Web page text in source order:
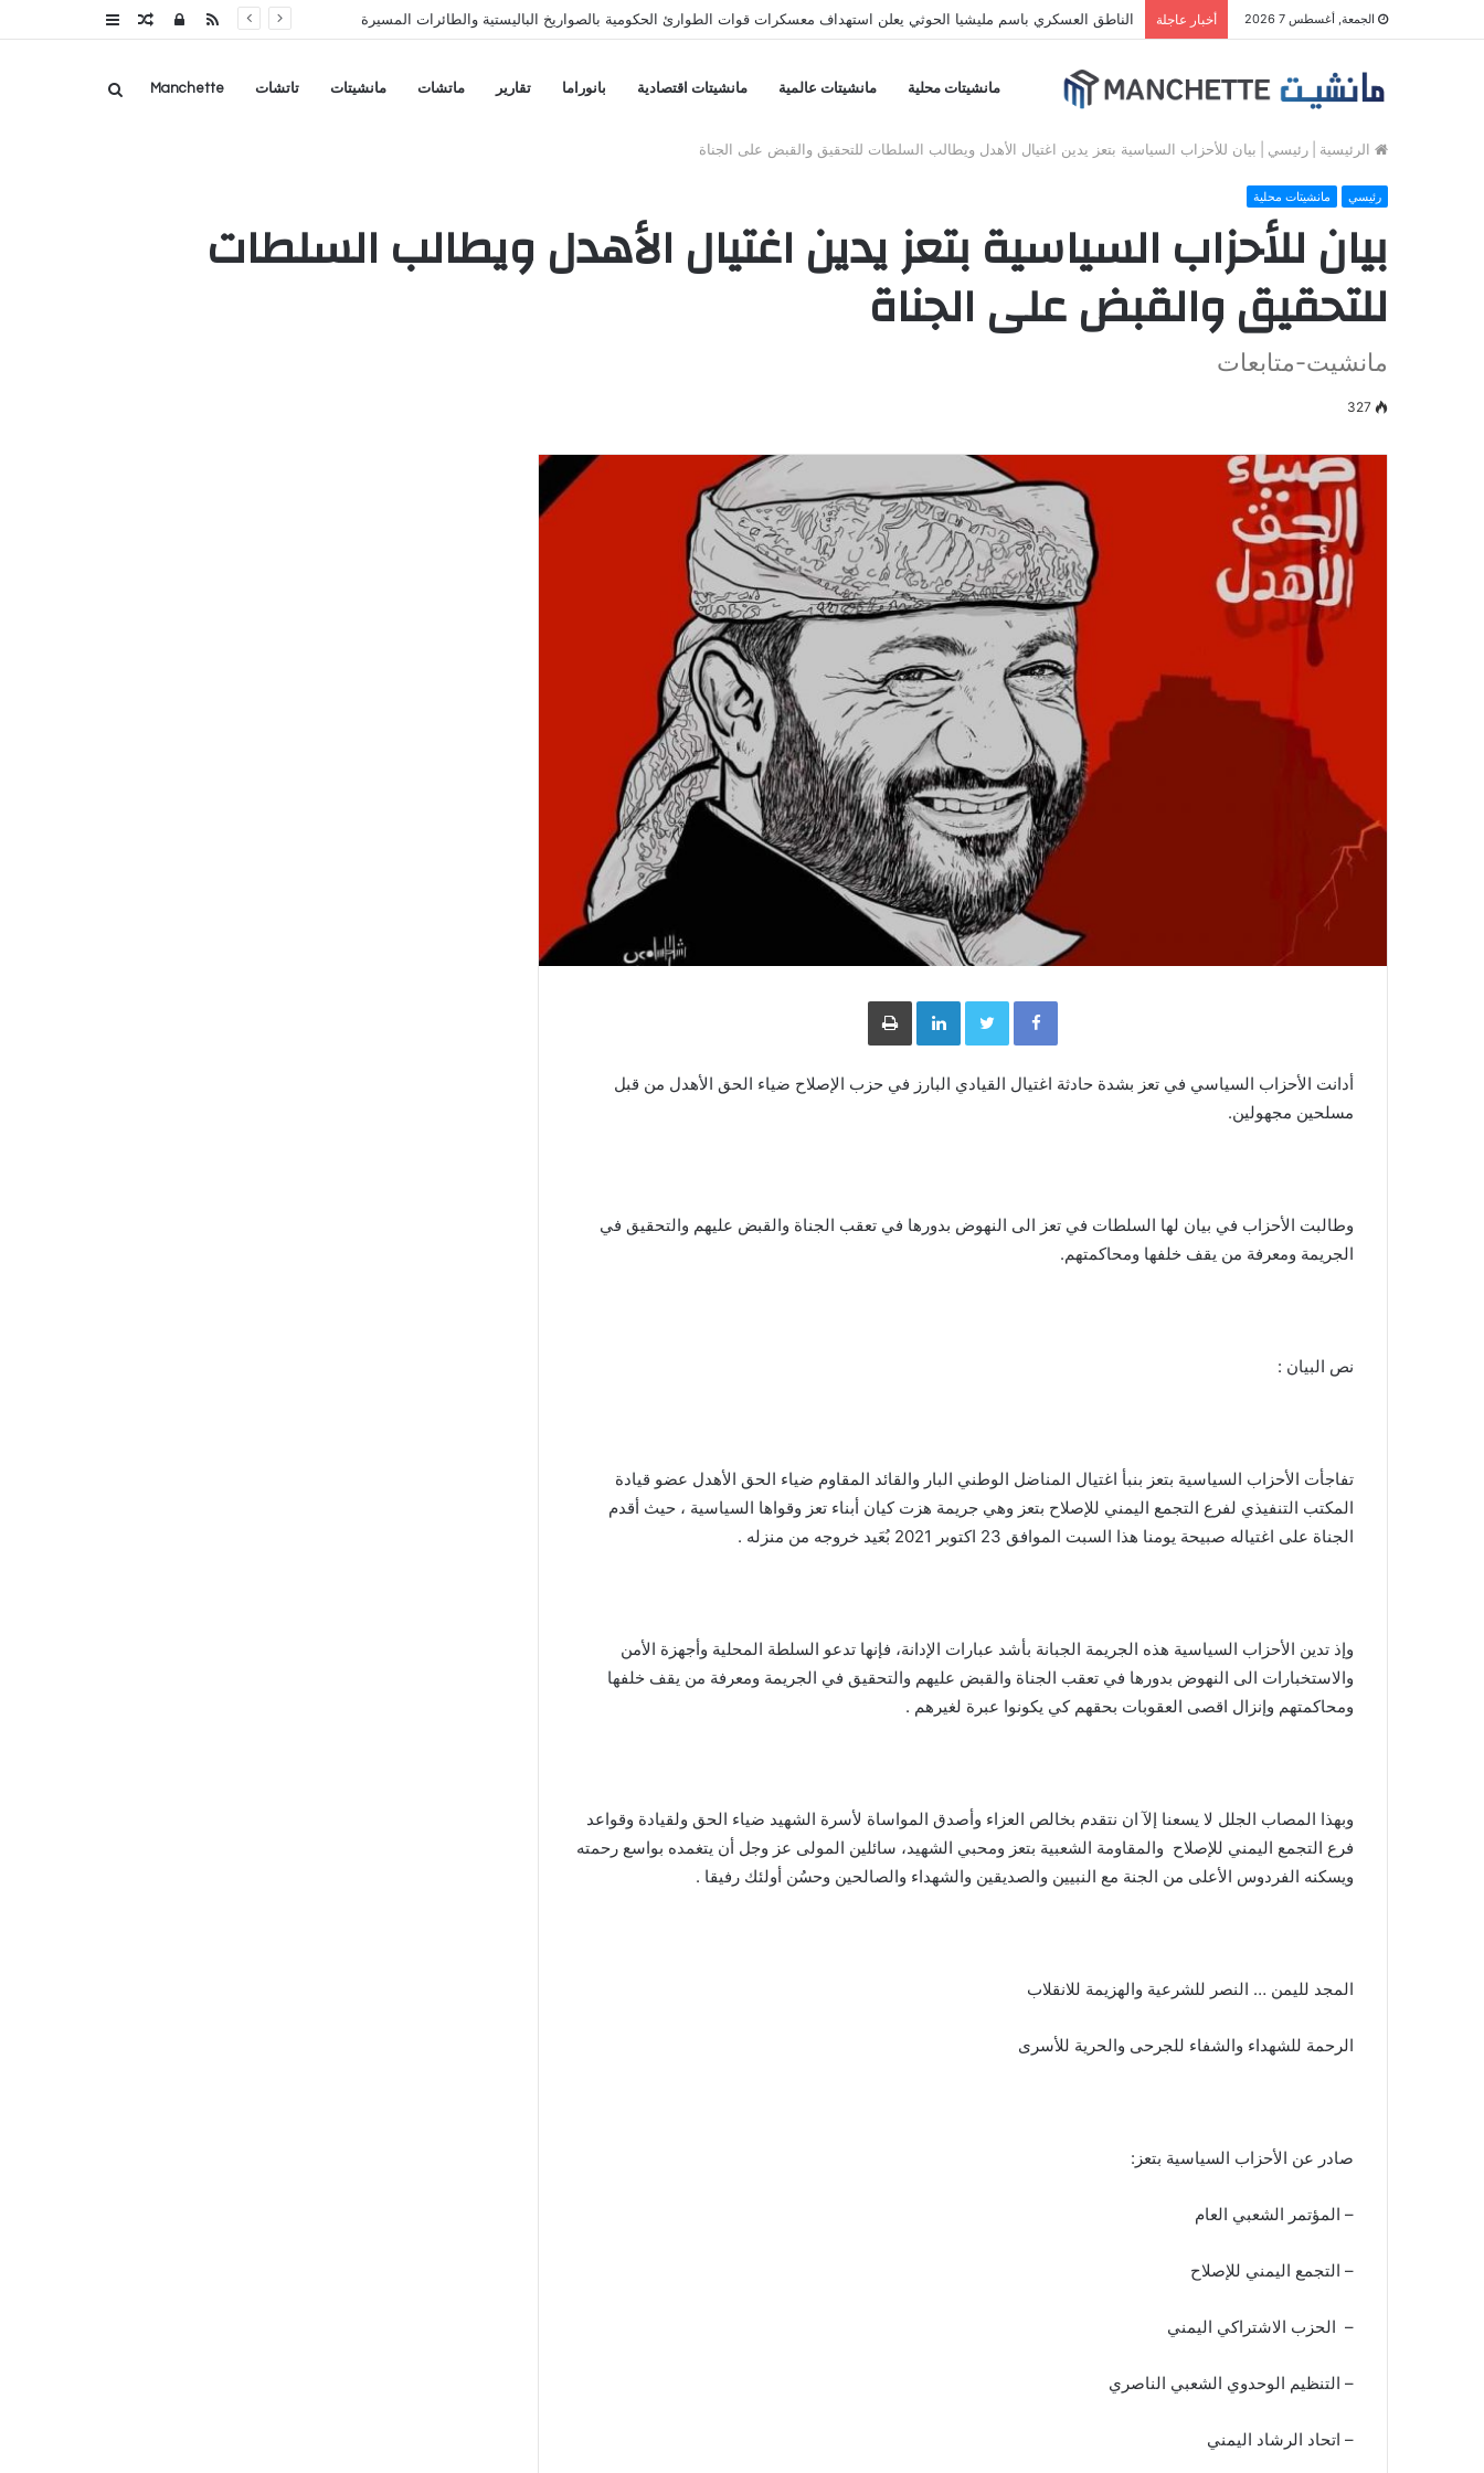
الجمعة, أغسطس 7 2026 أخبار عاجلة مليشيا الحوثي تقصف معسكرين حكوميين بمأرب وحضرموت بصواريخ ومسيّرات وسقوط قتلى وجرحى عمودمقالتسجيلRSS
مانشيتات محلية مانشيتات عالمية مانشيتات اقتصادية بانوراما تقارير ماتشات مانشيتات تاتشات Manchette بحث
الرئيسية رئيسي بيان للأحزاب السياسية بتعز يدين اغتيال الأهدل ويطالب السلطات للتحقيق والقبض على الجناة
رئيسي مانشيتات محلية
بيان للأحزاب السياسية بتعز يدين اغتيال الأهدل ويطالب السلطات
للتحقيق والقبض على الجناة
مانشيت-متابعات
327
Facebook
Twitter
LinkedInطباعة
أدانت الأحزاب السياسي في تعز بشدة حادثة اغتيال القيادي البارز في حزب الإصلاح ضياء الحق الأهدل من قبل
مسلحين مجهولين.
وطالبت الأحزاب في بيان لها السلطات في تعز الى النهوض بدورها في تعقب الجناة والقبض عليهم والتحقيق في
الجريمة ومعرفة من يقف خلفها ومحاكمتهم.
نص البيان :
تفاجأت الأحزاب السياسية بتعز بنبأ اغتيال المناضل الوطني البار والقائد المقاوم ضياء الحق الأهدل عضو قيادة
المكتب التنفيذي لفرع التجمع اليمني للإصلاح بتعز وهي جريمة هزت كيان أبناء تعز وقواها السياسية ، حيث أقدم
الجناة على اغتياله صبيحة يومنا هذا السبت الموافق 23 اكتوبر 2021 بُعَيد خروجه من منزله .
وإذ تدين الأحزاب السياسية هذه الجريمة الجبانة بأشد عبارات الإدانة، فإنها تدعو السلطة المحلية وأجهزة الأمن
والاستخبارات الى النهوض بدورها في تعقب الجناة والقبض عليهم والتحقيق في الجريمة ومعرفة من يقف خلفها
ومحاكمتهم وإنزال اقصى العقوبات بحقهم كي يكونوا عبرة لغيرهم .
وبهذا المصاب الجلل لا يسعنا إلآ ان نتقدم بخالص العزاء وأصدق المواساة لأسرة الشهيد ضياء الحق ولقيادة وقواعد
فرع التجمع اليمني للإصلاح والمقاومة الشعبية بتعز ومحبي الشهيد، سائلين المولى عز وجل أن يتغمده بواسع رحمته
ويسكنه الفردوس الأعلى من الجنة مع النبيين والصديقين والشهداء والصالحين وحسُن أولئك رفيقا .
المجد لليمن … النصر للشرعية والهزيمة للانقلاب
الرحمة للشهداء والشفاء للجرحى والحرية للأسرى
صادر عن الأحزاب السياسية بتعز:
– المؤتمر الشعبي العام
– التجمع اليمني للإصلاح
– الحزب الاشتراكي اليمني
– التنظيم الوحدوي الشعبي الناصري
– اتحاد الرشاد اليمني